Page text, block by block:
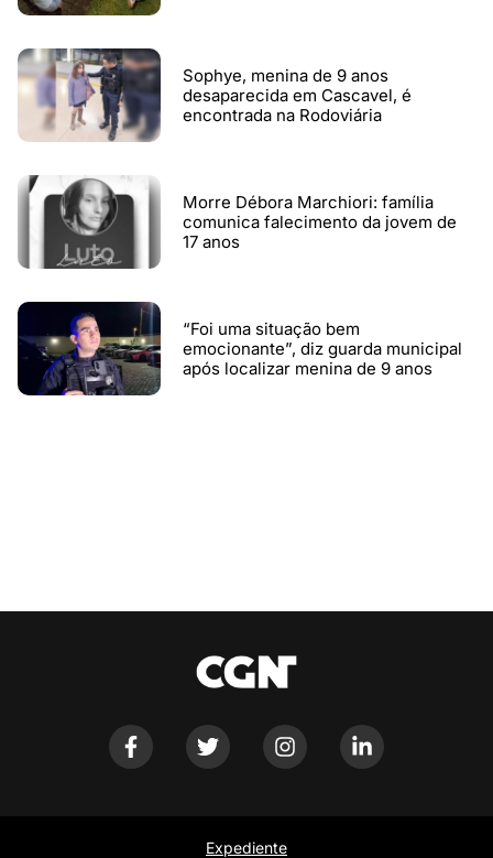
Sophye, menina de 9 anos
desaparecida em Cascavel, é
encontrada na Rodoviária
Morre Débora Marchiori: família
comunica falecimento da jovem de
17 anos
“Foi uma situação bem
emocionante”, diz guarda municipal
após localizar menina de 9 anos
Expediente